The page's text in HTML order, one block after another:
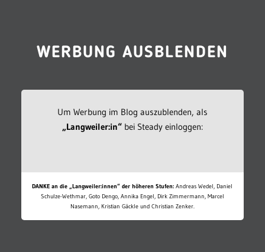
WERBUNG AUSBLENDEN
Um Werbung im Blog auszublenden, als
„Langweiler:in“bei Steady einloggen:
DANKE an die „Langweiler:innen“ der höheren Stufen: Andreas Wedel, Daniel
Schulze-Wethmar, Goto Dengo, Annika Engel, Dirk Zimmermann, Marcel
Nasemann, Kristian Gäckle und Christian Zenker.